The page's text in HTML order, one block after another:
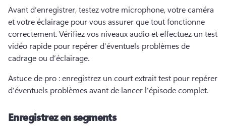
Avant d’enregistrer, testez votre microphone, votre caméra
et votre éclairage pour vous assurer que tout fonctionne
correctement. Vérifiez vos niveaux audio et effectuez un test
vidéo rapide pour repérer d’éventuels problèmes de
cadrage ou d’éclairage.
Astuce de pro : enregistrez un court extrait test pour repérer
d’éventuels problèmes avant de lancer l’épisode complet.
Enregistrez en segments